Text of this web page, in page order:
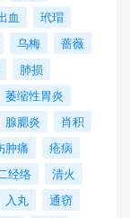
血
玳瑁
乌梅
蔷薇
肺损
萎缩性胃炎
腺腮炎
肖积
肿痛
疮病
经络
清火
入丸
通窃